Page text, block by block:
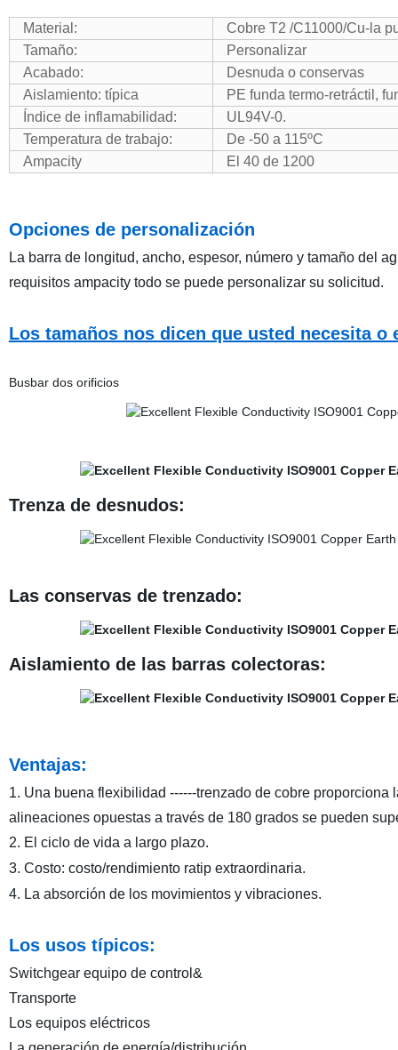
Material:
Cobre T2 /C11000/Cu-la
Tamaño:
Personalizar
Acabado:
Desnuda o conservas
Aislamiento: típica
PE funda termo-retráctil,
Índice de inflamabilidad:
UL94V-0.
Temperatura de trabajo:
De -50 a 115ºC
Ampacity
El 40 de 1200
Opciones de personalización
La barra de longitud, ancho, espesor, número y tamaño del
requisitos ampacity todo se puede personalizar su solicitud.
Los tamaños nos dicen que usted necesita o
Busbar dos orificios
Trenza de desnudos:
Las conservas de trenzado:
Aislamiento de las barras colectoras:
Ventajas:
1. Una buena flexibilidad ------trenzado de cobre
alineaciones opuestas a través de 180 grados se pueden
2. El ciclo de vida a largo plazo.
3. Costo: costo/rendimiento ratip extraordinaria.
4. La absorción de los movimientos y vibraciones.
Los usos típicos:
Switchgear equipo de control&
Transporte
Los equipos eléctricos